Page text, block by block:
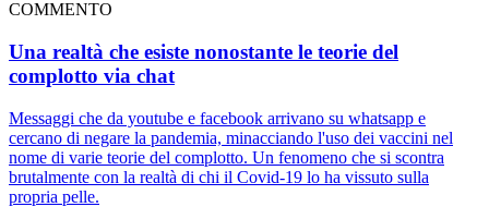
COMMENTO
Una realtà che esiste nonostante le teorie del
complotto via chat
Messaggi che da youtube e facebook arrivano su whatsapp e
cercano di negare la pandemia, minacciando l'uso dei vaccini nel
nome di varie teorie del complotto. Un fenomeno che si scontra
brutalmente con la realtà di chi il Covid-19 lo ha vissuto sulla
propria pelle.